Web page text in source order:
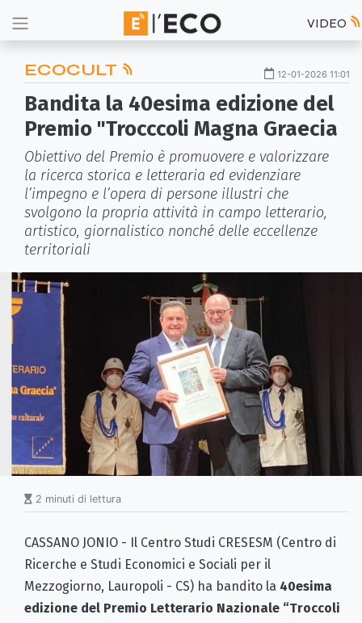
VIDEO
ECOCULT 12-01-2026 11:01
Bandita la 40esima edizione del
Premio "Trocccoli Magna Graecia
Obiettivo del Premio è promuovere e valorizzare
la ricerca storica e letteraria ed evidenziare
l’impegno e l’opera di persone illustri che
svolgono la propria attività in campo letterario,
artistico, giornalistico nonché delle eccellenze
territoriali
2 minuti di lettura
CASSANO JONIO - Il Centro Studi CRESESM (Centro di
Ricerche e Studi Economici e Sociali per il
Mezzogiorno, Lauropoli - CS) ha bandito la 40esima
edizione del Premio Letterario Nazionale “Troccoli